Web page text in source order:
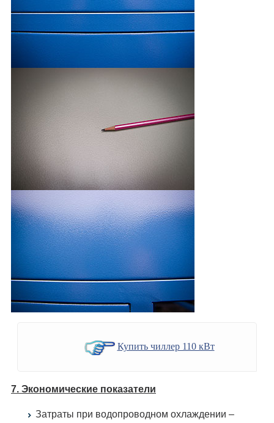
Купить чиллер 110 кВт
7. Экономические показатели
Затраты при водопроводном охлаждении –